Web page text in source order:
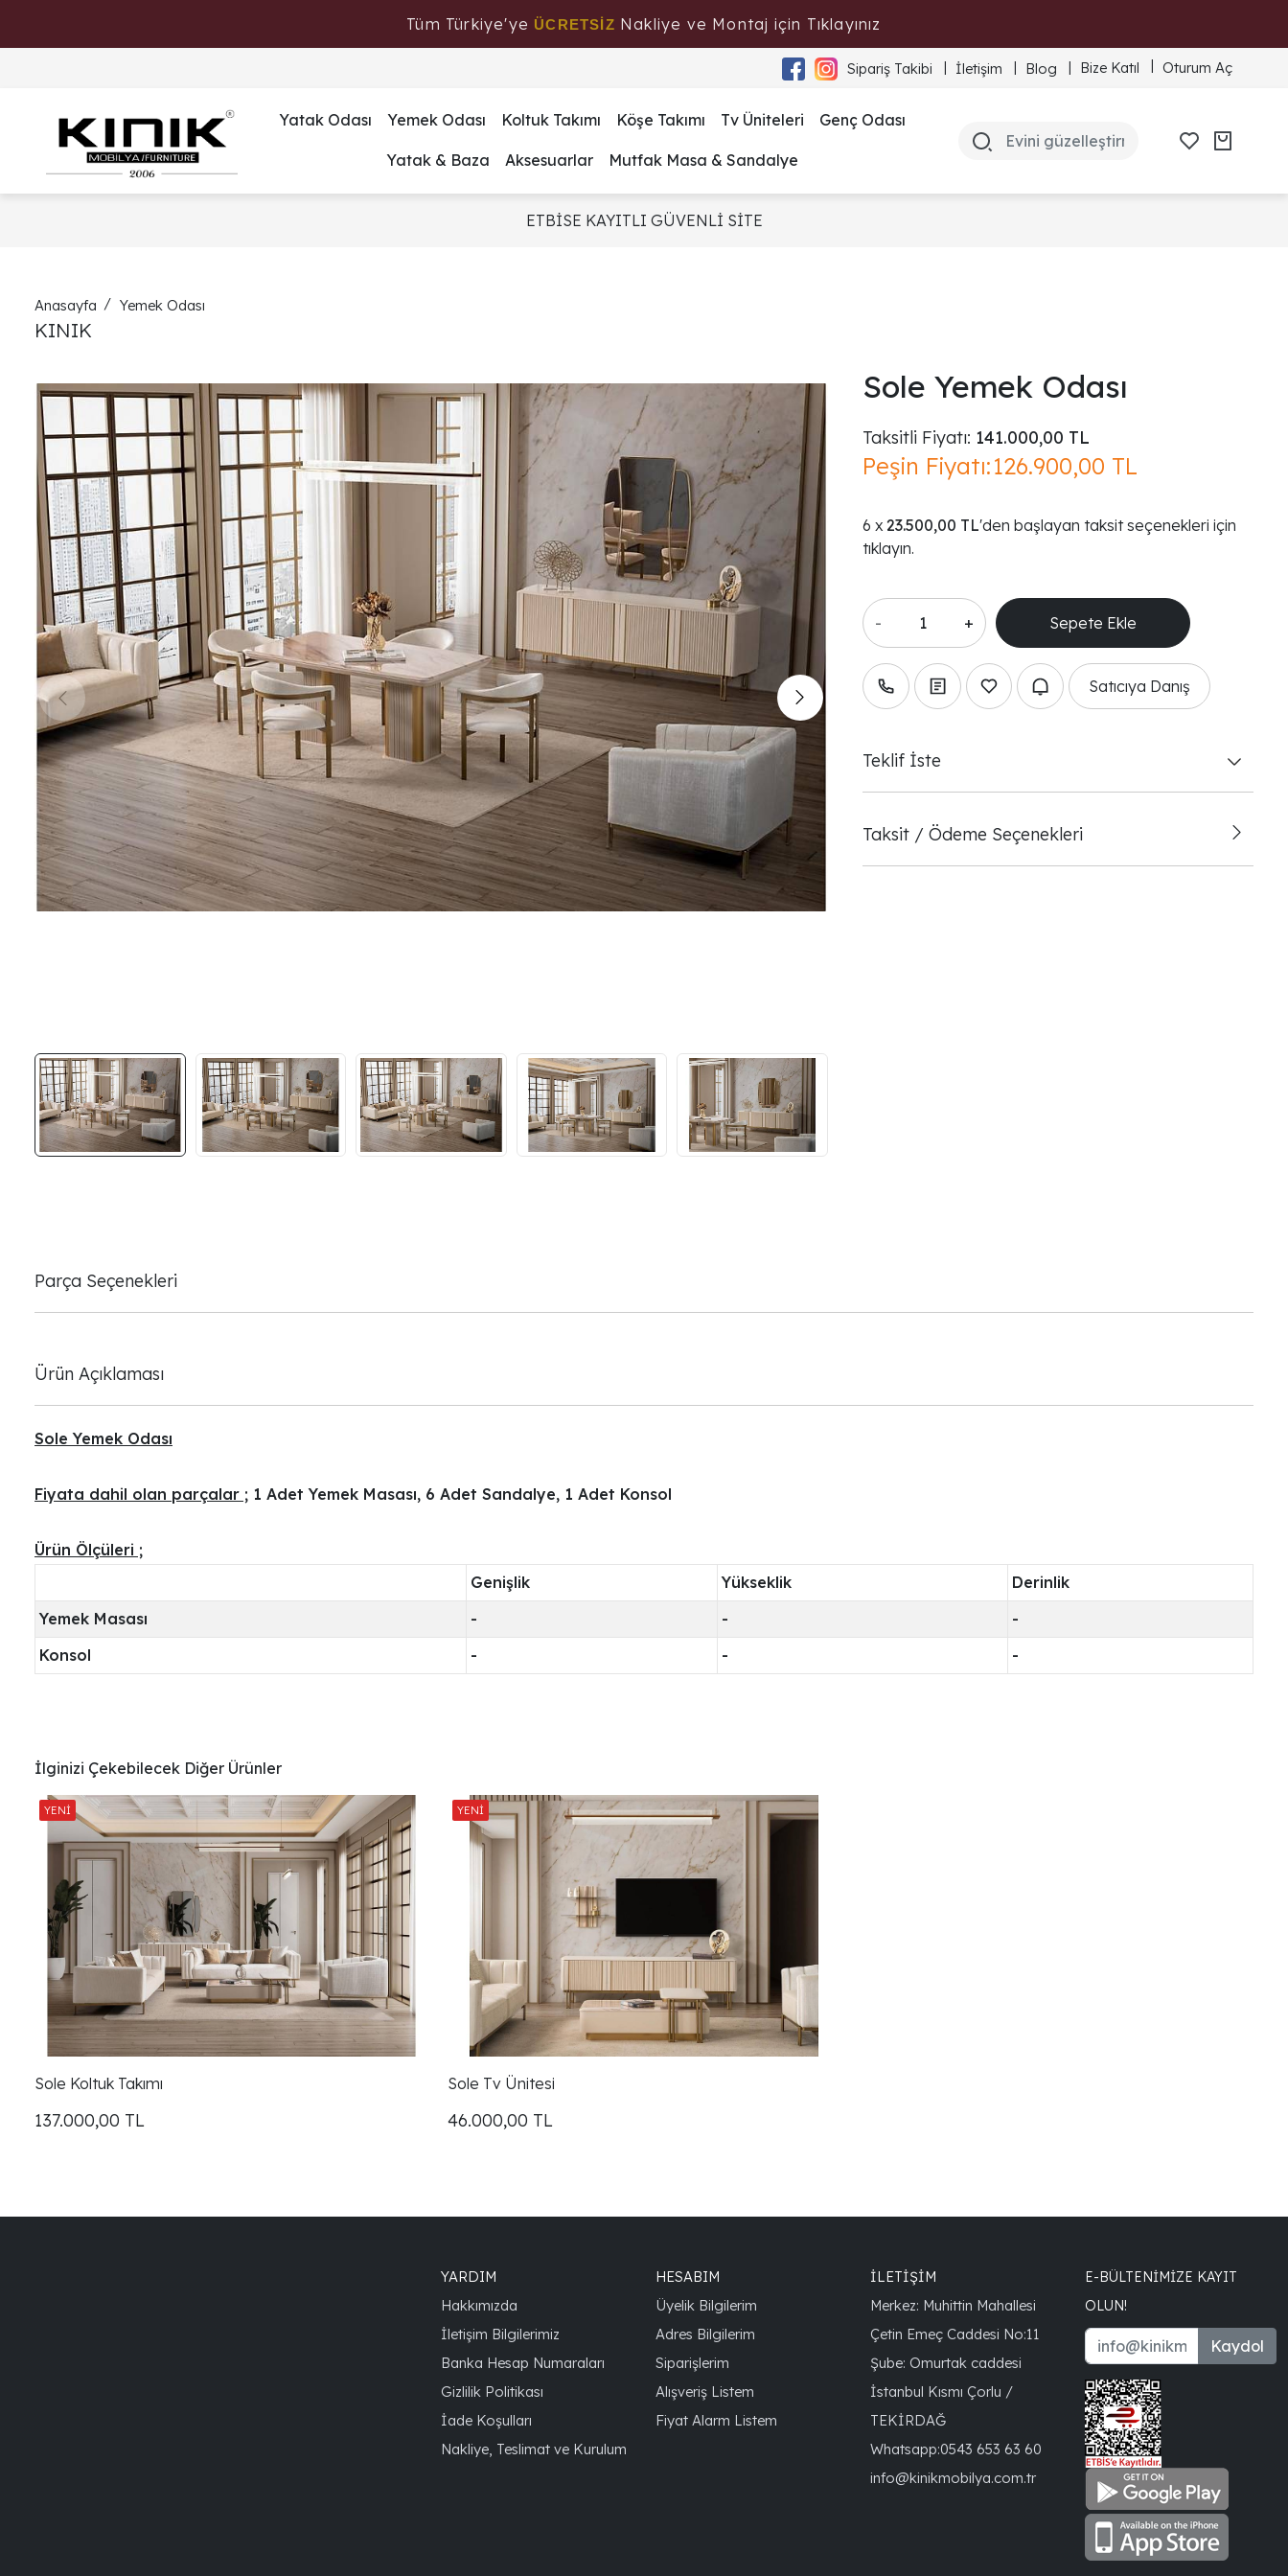
Tüm Türkiye'ye ÜCRETSİZ Nakliye ve Montaj için Tıklayınız
Sipariş Takibi İletişim Blog Bize Katıl Oturum Aç
Yatak Odası Yemek Odası Koltuk Takımı Köşe Takımı Tv Üniteleri Genç Odası
Yatak & Baza Aksesuarlar Mutfak Masa & Sandalye
ETBİSE KAYITLI GÜVENLİ SİTE
Anasayfa Yemek Odası
KINIK
Sole Yemek Odası
Taksitli Fiyatı: 141.000,00 TL
Peşin Fiyatı:126.900,00 TL
23.500,00 TL'den başlayan taksit seçenekleri için
tıklayın.
- +
Satıcıya Danış
Teklif İste
Taksit / Ödeme Seçenekleri
Parça Seçenekleri
Ürün Açıklaması
Sole Yemek Odası
Fiyata dahil olan parçalar ; 1 Adet Yemek Masası, 6 Adet Sandalye, 1 Adet Konsol
Ürün Ölçüleri ;
Genişlik
Yükseklik
Derinlik
Yemek Masası
- -
-
Konsol
- - -
İlginizi Çekebilecek Diğer Ürünler
Sole Koltuk Takımı
137.000,00 TL
Sole Tv Ünitesi
46.000,00 TL
YARDIM
Hakkımızda
İletişim Bilgilerimiz
Banka Hesap Numaraları
Gizlilik Politikası
İade Koşulları
Nakliye, Teslimat ve Kurulum
HESABIM
Üyelik Bilgilerim
Adres Bilgilerim
Siparişlerim
Alışveriş Listem
Fiyat Alarm Listem
İLETİŞİM
Merkez: Muhittin Mahallesi
Çetin Emeç Caddesi No:11
Şube: Omurtak caddesi
İstanbul Kısmı Çorlu /
TEKİRDAĞ
Whatsapp:0543 653 63 60
info@kinikmobilya.com.tr
E-BÜLTENIMIZE KAYIT
OLUN!
Kaydol